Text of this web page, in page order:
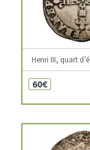
Henri III, quart
60€